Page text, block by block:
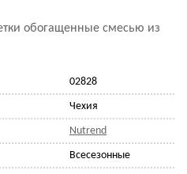
обогащенные смесью из
02828
Чехия
Nutrend
Всесезонные